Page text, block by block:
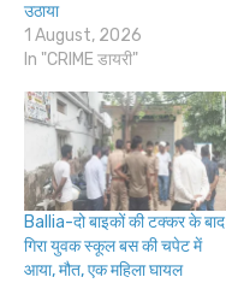
उठाया
1 August, 2026
In "CRIME डायरी"
Ballia-दो बाइकों की टक्कर के बाद
गिरा युवक स्कूल बस की चपेट में
आया, मौत, एक महिला घायल